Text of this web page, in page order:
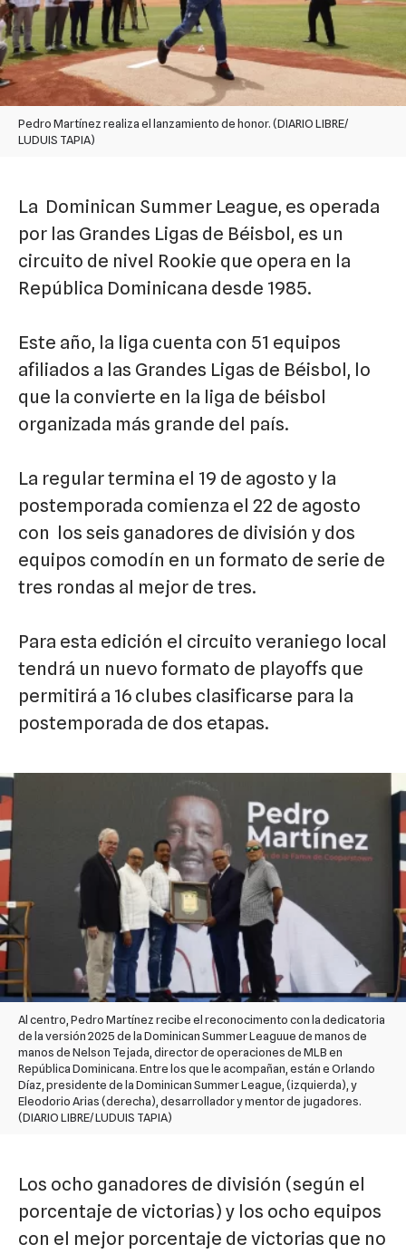
Pedro Martínez realiza el lanzamiento de honor. (DIARIO LIBRE/
LUDUIS TAPIA)
La Dominican Summer League, es operada
por las Grandes Ligas de Béisbol, es un
circuito de nivel Rookie que opera en la
República Dominicana desde 1985.
Este año, la liga cuenta con 51 equipos
afiliados a las Grandes Ligas de Béisbol, lo
que la convierte en la liga de béisbol
organizada más grande del país.
La regular termina el 19 de agosto y la
postemporada comienza el 22 de agosto
con los seis ganadores de división y dos
equipos comodín en un formato de serie de
tres rondas al mejor de tres.
Para esta edición el circuito veraniego local
tendrá un nuevo formato de playoffs que
permitirá a 16 clubes clasificarse para la
postemporada de dos etapas.
Al centro, Pedro Martínez recibe el reconocimento con la dedicatoria
de la versión 2025 de la Dominican Summer Leaguue de manos de
manos de Nelson Tejada, director de operaciones de MLB en
República Dominicana. Entre los que le acompañan, están e Orlando
Díaz, presidente de la Dominican Summer League, (izquierda), y
Eleodorio Arias (derecha), desarrollador y mentor de jugadores.
(DIARIO LIBRE/ LUDUIS TAPIA)
Los ocho ganadores de división (según el
porcentaje de victorias) y los ocho equipos
con el mejor porcentaje de victorias que no